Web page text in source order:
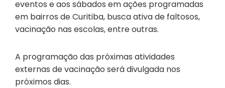
eventos e aos sábados em ações programadas
em bairros de Curitiba, busca ativa de faltosos,
vacinação nas escolas, entre outras.
A programação das próximas atividades
externas de vacinação será divulgada nos
próximos dias.